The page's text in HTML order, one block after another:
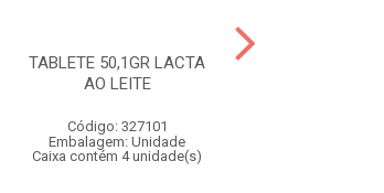
TABLETE 50,1GR LACTA
AO LEITE
Código: 327101
Embalagem: Unidade
Caixa contém 4 unidade(s)